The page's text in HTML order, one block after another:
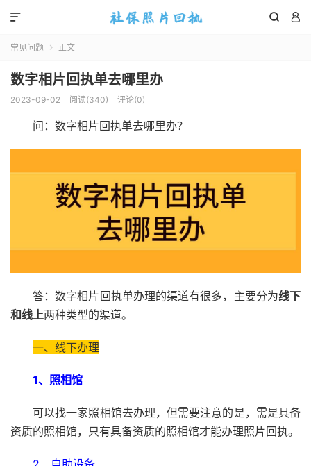
 

常见问题  正文
数字相片回执单去哪里办
2023-09-02 阅读(340) 评论(0)
问：数字相片回执单去哪里办？
答：数字相片回执单办理的渠道有很多，主要分为线下
和线上两种类型的渠道。
一、线下办理
1、照相馆
可以找一家照相馆去办理，但需要注意的是，需是具备
资质的照相馆，只有具备资质的照相馆才能办理照片回执。